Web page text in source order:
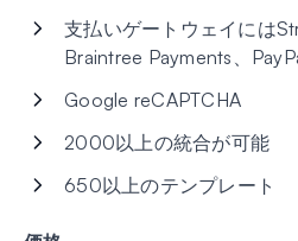
支払いゲートウェイには
Braintree Payments、
Google reCAPTCHA
2000以上の統合が可能
650以上のテンプレート